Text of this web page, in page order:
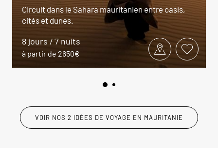
Circuit dans le Sahara mauritanien entre oasis,
cités et dunes.
8 jours / 7 nuits
à partir de 2650€
VOIR NOS 2 IDÉES DE VOYAGE EN MAURITANIE